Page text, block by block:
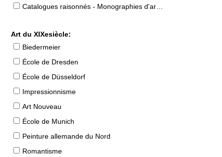
Catalogues raisonnés - Monographies d'artistes
Art du XIXesiècle:
Biedermeier
École de Dresden
École de Düsseldorf
Impressionnisme
Art Nouveau
École de Munich
Peinture allemande du Nord
Romantisme